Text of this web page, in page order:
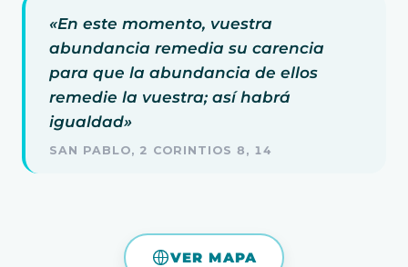
«En este momento, vuestra
abundancia remedia su carencia
para que la abundancia de ellos
remedie la vuestra; así habrá
igualdad»
SAN PABLO, 2 CORINTIOS 8, 14
VER MAPA